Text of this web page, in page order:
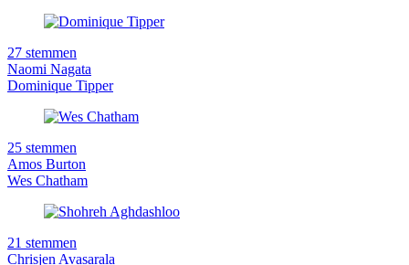
27 stemmen
Naomi Nagata
Dominique Tipper
25 stemmen
Amos Burton
Wes Chatham
21 stemmen
Chrisjen Avasarala